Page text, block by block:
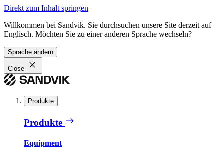
Direkt zum Inhalt springen
Willkommen bei Sandvik. Sie durchsuchen unsere Site derzeit auf
Englisch. Möchten Sie zu einer anderen Sprache wechseln?
Sprache ändern
Close
Produkte
Produkte
Equipment